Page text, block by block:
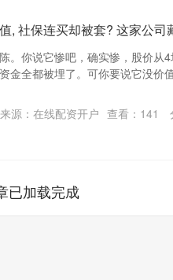
, 社保连买却被套? 这家公司
。你说它惨吧，确实惨，股价从
金全都被埋了。可你要说它没价
来源：在线配资开户 查看： 141
已加载完成